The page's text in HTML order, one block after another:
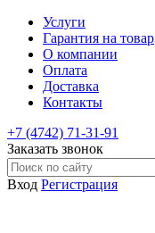
Услуги
Гарантия на товар
О компании
Оплата
Доставка
Контакты
+7 (4742) 71-31-91
Заказать звонок
Вход Регистрация